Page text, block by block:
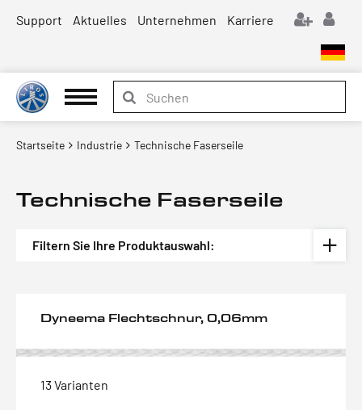
Support Aktuelles Unternehmen Karriere
Startseite Industrie Technische Faserseile
Technische Faserseile
Filtern Sie Ihre Produktauswahl:
Dyneema Flechtschnur, 0,06mm
13 Varianten